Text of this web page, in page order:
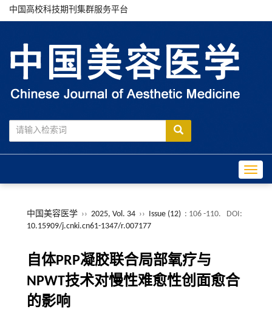
中国高校科技期刊集群服务平台
中国美容医学 ›› 2025, Vol. 34 ›› Issue (12) : 106 -110.
DOI:
10.15909/j.cnki.cn61-1347/r.007177
自体PRP凝胶联合局部氧疗与
NPWT技术对慢性难愈性创面愈合
的影响